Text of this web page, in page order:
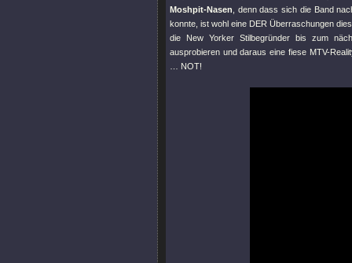
Moshpit-Nasen , denn dass sich die Band
konnte, ist wohl eine DER Überraschungen
die New Yorker Stilbegründer bis zum
ausprobieren und daraus eine fiese MTV-
… NOT!